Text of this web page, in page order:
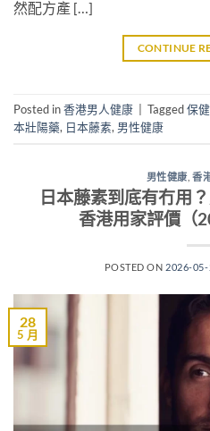
然配方產 […]
CONTINUE
Posted in香港男人健康 Tagged保
本壯陽藥, 日本藤素, 男性健康
男性健康, 香
日本藤素到底有冇用
香港用家評價（
POSTED ON 2026-05-
28
5 月